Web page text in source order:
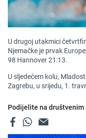
U drugoj utakmici
Njemačke je prvak
98 Hannover 21:13.
U sljedećem kolu,
Zagrebu, u srijedu, 1.
Podijelite na društvenim